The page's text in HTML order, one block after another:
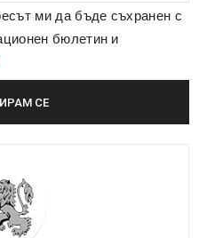
ми да бъде съхранен с
бюлетин и